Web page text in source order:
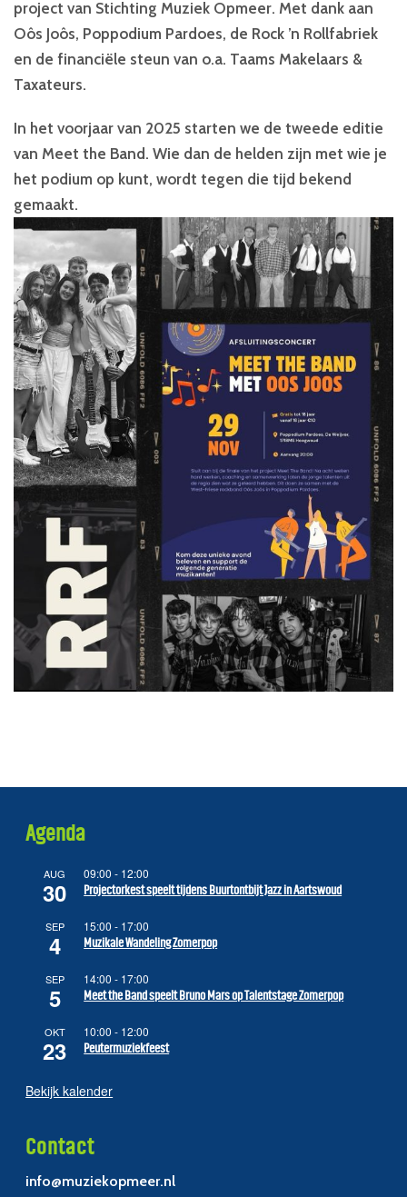
project van Stichting Muziek Opmeer. Met dank aan
Oôs Joôs, Poppodium Pardoes, de Rock ’n Rollfabriek
en de financiële steun van o.a. Taams Makelaars &
Taxateurs.
In het voorjaar van 2025 starten we de tweede editie
van Meet the Band. Wie dan de helden zijn met wie je
het podium op kunt, wordt tegen die tijd bekend
gemaakt.
Agenda
AUG
30
09:00 - 12:00
Projectorkest speelt tijdens Buurtontbijt Jazz in Aartswoud
SEP
4
15:00 - 17:00
Muzikale Wandeling Zomerpop
SEP
5
14:00 - 17:00
Meet the Band speelt Bruno Mars op Talentstage Zomerpop
OKT
23
10:00 - 12:00
Peutermuziekfeest
Bekijk kalender
Contact
info@muziekopmeer.nl